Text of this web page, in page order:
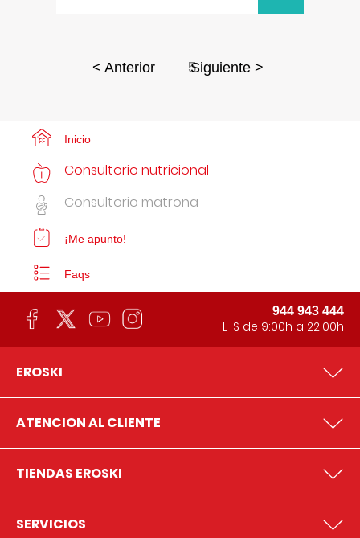
< Anterior 5
Siguiente >
Inicio
Consultorio nutricional
Consultorio matrona
¡Me apunto!
Faqs
944 943 444
L-S de 9:00h a 22:00h
EROSKI
ATENCION AL CLIENTE
TIENDAS EROSKI
SERVICIOS